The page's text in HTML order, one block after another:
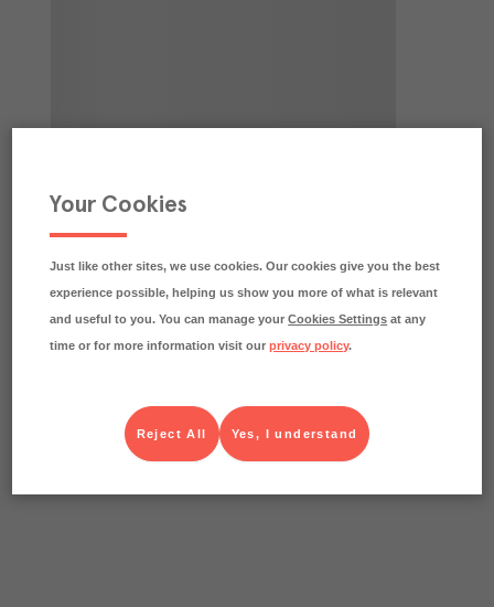
Your Cookies
Just like other sites, we use cookies. Our cookies give you the best
experience possible, helping us show you more of what is relevant
and useful to you. You can manage yourCookies Settings at any
time or for more information visit ourprivacy policy.
Yes, I understand
Reject All